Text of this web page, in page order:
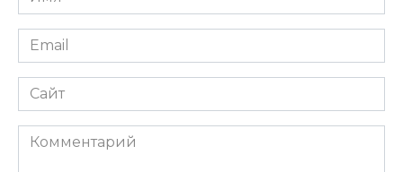
*
Email
*
Сайт
Комментарий